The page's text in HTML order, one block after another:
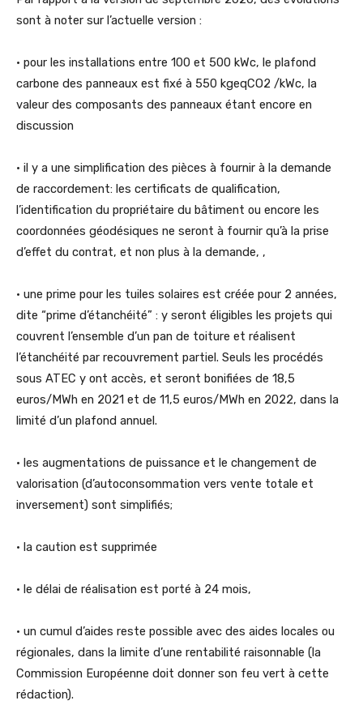
sont à noter sur l’actuelle version :
• pour les installations entre 100 et 500 kWc, le plafond
carbone des panneaux est fixé à 550 kgeqCO2 /kWc, la
valeur des composants des panneaux étant encore en
discussion
• il y a une simplification des pièces à fournir à la demande
de raccordement: les certificats de qualification,
l’identification du propriétaire du bâtiment ou encore les
coordonnées géodésiques ne seront à fournir qu’à la prise
d’effet du contrat, et non plus à la demande, ,
• une prime pour les tuiles solaires est créée pour 2 années,
dite “prime d’étanchéité” : y seront éligibles les projets qui
couvrent l’ensemble d’un pan de toiture et réalisent
l’étanchéité par recouvrement partiel. Seuls les procédés
sous ATEC y ont accès, et seront bonifiées de 18,5
euros/MWh en 2021 et de 11,5 euros/MWh en 2022, dans la
limité d’un plafond annuel.
• les augmentations de puissance et le changement de
valorisation (d’autoconsommation vers vente totale et
inversement) sont simplifiés;
• la caution est supprimée
• le délai de réalisation est porté à 24 mois,
• un cumul d’aides reste possible avec des aides locales ou
régionales, dans la limite d’une rentabilité raisonnable (la
Commission Européenne doit donner son feu vert à cette
rédaction).